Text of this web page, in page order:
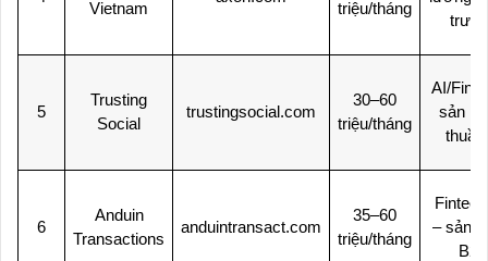
Vietnam
triệu/tháng
5
Trusting
Social
trustingsocial.com
30–60
triệu/tháng
AI/
sản
thuần
6
Anduin
Transactions
anduintransact.com
35–60
triệu/tháng
– sản
B2B